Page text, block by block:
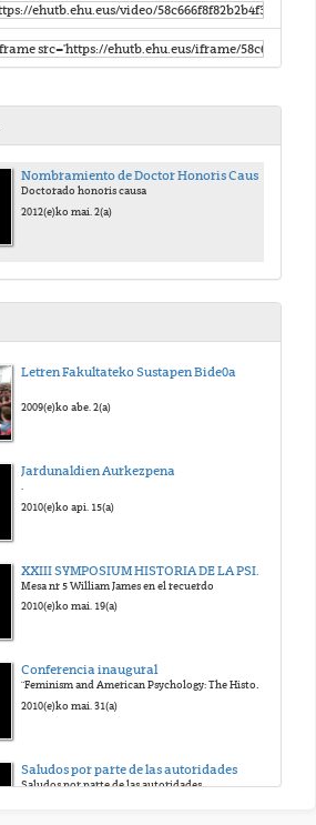
Doctorado honoris causa
2012(e)ko mai. 2(a)
Letren Fakultateko Sustapen Bide0a
2009(e)ko abe. 2(a)
Jardunaldien Aurkezpena
.
2010(e)ko api. 15(a)
Mesa nr 5 William James en el recuerdo
2010(e)ko mai. 19(a)
Conferencia inaugural
"Feminism and American Psychology: The History of a Relationship"
2010(e)ko mai. 31(a)
Saludos por parte de las autoridades
Saludos por parte de las autoridades